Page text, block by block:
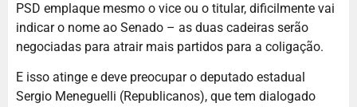
PSD emplaque mesmo o vice ou o titular, dificilmente vai
indicar o nome ao Senado – as duas cadeiras serão
negociadas para atrair mais partidos para a coligação.
E isso atinge e deve preocupar o deputado estadual
Sergio Meneguelli (Republicanos), que tem dialogado